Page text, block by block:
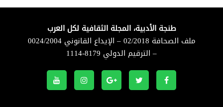
طنجة الأدبية، المجلة الثقافية لكل العرب
ملف الصحافة 02/2018 – الإيداع القانوني 0024/2004
– الترقيم الدولي 8179-1114